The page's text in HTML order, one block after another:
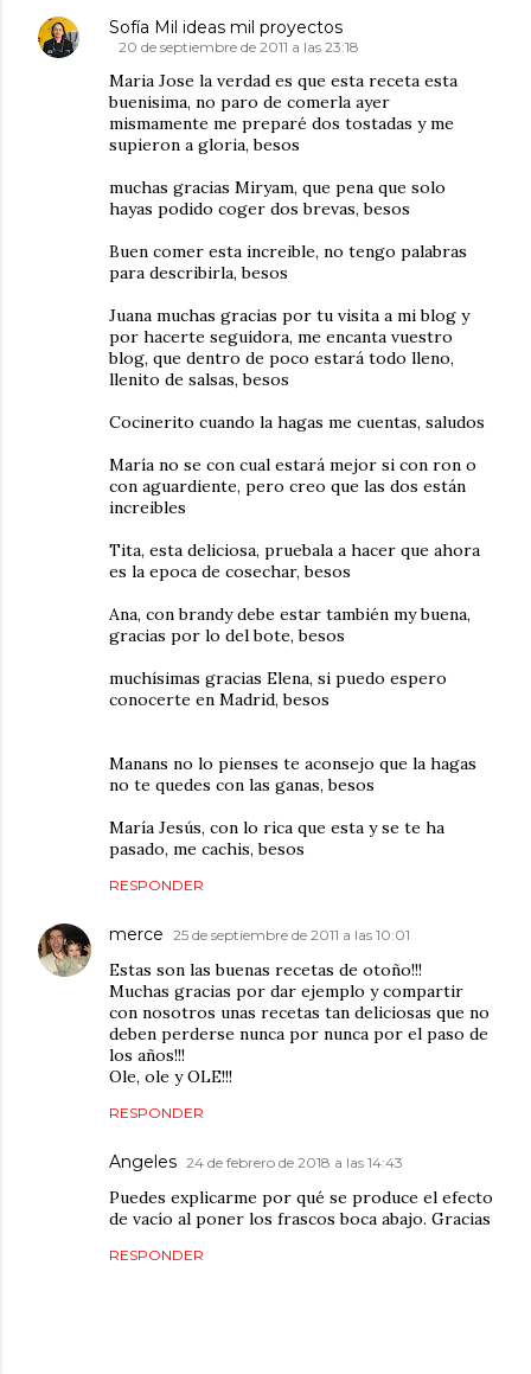
Sofía Mil ideas mil proyectos
20 de septiembre de 2011 a las 23:18
Maria Jose la verdad es que esta receta esta
buenisima, no paro de comerla ayer
mismamente me preparé dos tostadas y me
supieron a gloria, besos
muchas gracias Miryam, que pena que solo
hayas podido coger dos brevas, besos
Buen comer esta increible, no tengo palabras
para describirla, besos
Juana muchas gracias por tu visita a mi blog y
por hacerte seguidora, me encanta vuestro
blog, que dentro de poco estará todo lleno,
llenito de salsas, besos
Cocinerito cuando la hagas me cuentas, saludos
María no se con cual estará mejor si con ron o
con aguardiente, pero creo que las dos están
increibles
Tita, esta deliciosa, pruebala a hacer que ahora
es la epoca de cosechar, besos
Ana, con brandy debe estar también my buena,
gracias por lo del bote, besos
muchísimas gracias Elena, si puedo espero
conocerte en Madrid, besos
Manans no lo pienses te aconsejo que la hagas
no te quedes con las ganas, besos
María Jesús, con lo rica que esta y se te ha
pasado, me cachis, besos
RESPONDER
merce 25 de septiembre de 2011 a las 10:01
Estas son las buenas recetas de otoño!!!
Muchas gracias por dar ejemplo y compartir
con nosotros unas recetas tan deliciosas que no
deben perderse nunca por nunca por el paso de
los años!!!
Ole, ole y OLE!!!
RESPONDER
Angeles 24 de febrero de 2018 a las 14:43
Puedes explicarme por qué se produce el efecto
de vacío al poner los frascos boca abajo. Gracias
RESPONDER